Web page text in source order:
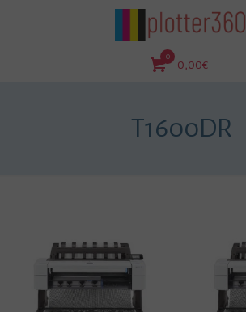
0
0,00€
T1600DR